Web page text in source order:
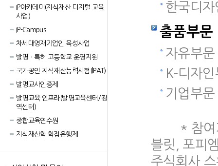
IP아카데미(지식재산 디지털 교육
사업)
IP-Campus
차세대영재기업인 육성사업
발명ㆍ특허 고등학교 운영지원
국가공인 지식재산능력시험(lPAT)
발명교사인증제
발명교육 인프라(발명교육센터/광
역센터)
종합교육연수원
지식재산학 학점은행제
한국디
출품부문
자유부
K-디자
기업부
* 참
블릿, 포피
주식